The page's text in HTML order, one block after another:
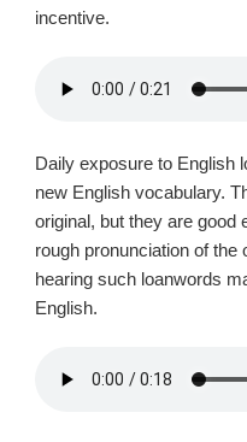
incentive.
Daily exposure to English
new English vocabulary.
original, but they are good
rough pronunciation of the
hearing such loanwords
English.